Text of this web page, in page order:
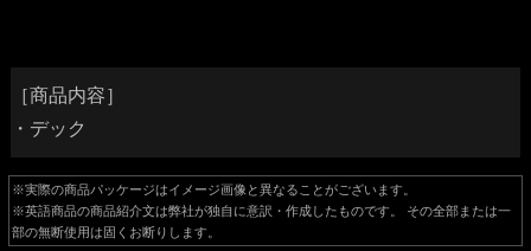
［商品内容］
・デック
※実際の商品パッケージはイメージ画像と異なることがございます。
※英語商品の商品紹介文は弊社が独自に意訳・作成したものです。 その全部または一
部の無断使用は固くお断りします。